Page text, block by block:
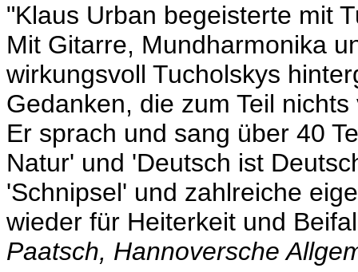
"Klaus Urban begeisterte mit
Mit Gitarre, Mundharmonika
wirkungsvoll Tucholskys
Gedanken, die zum Teil
Er sprach und sang über 40
Natur' und 'Deutsch ist
'Schnipsel' und zahlreiche
wieder für Heiterkeit und
Paatsch, Hannoversche